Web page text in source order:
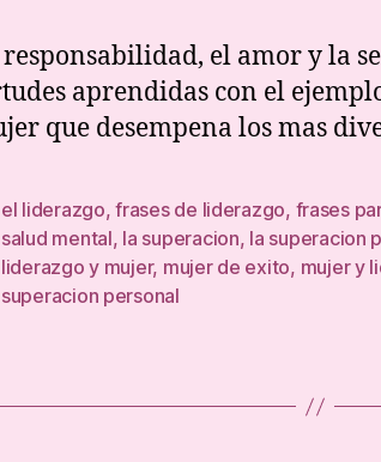
el amor y la
aprendidas con el
que desempena los mas
el liderazgo,frases de liderazgo, frases
salud mental, la superacion, la superacion
liderazgo y mujer, mujer de exito, mujer y
superacion personal